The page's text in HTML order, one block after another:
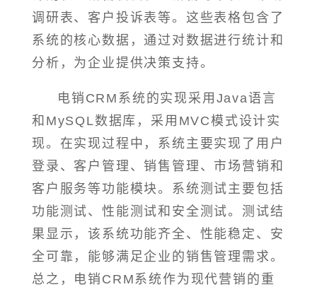
调研表、客户投诉表等。这些表格包含了
系统的核心数据，通过对数据进行统计和
分析，为企业提供决策支持。
电销CRM系统的实现采用Java语言
和MySQL数据库，采用MVC模式设计实
现。在实现过程中，系统主要实现了用户
登录、客户管理、销售管理、市场营销和
客户服务等功能模块。系统测试主要包括
功能测试、性能测试和安全测试。测试结
果显示，该系统功能齐全、性能稳定、安
全可靠，能够满足企业的销售管理需求。
总之，电销CRM系统作为现代营销的重